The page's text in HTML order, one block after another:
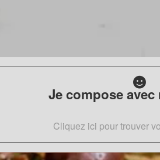
Je compose avec
Cliquez ici pour trouver